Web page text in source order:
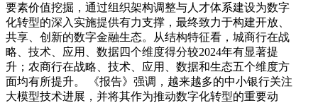
要素价值挖掘，通过组织架构调整与人才体系建设为数字
化转型的深入实施提供有力支撑，最终致力于构建开放、
共享、创新的数字金融生态。从结构特征看，城商行在战
略、技术、应用、数据四个维度得分较2024年有显著提
升；农商行在战略、技术、应用、数据和生态五个维度方
面均有所提升。 《报告》强调，越来越多的中小银行关注
大模型技术进展，并将其作为推动数字化转型的重要动